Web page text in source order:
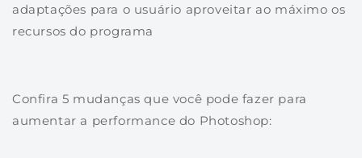
adaptações para o usuário aproveitar ao máximo os
recursos do programa
Confira 5 mudanças que você pode fazer para
aumentar a performance do Photoshop: